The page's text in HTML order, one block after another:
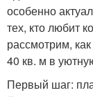
особенно
тех, кто любит
рассмотрим,
40 кв. м в
Первый шаг: